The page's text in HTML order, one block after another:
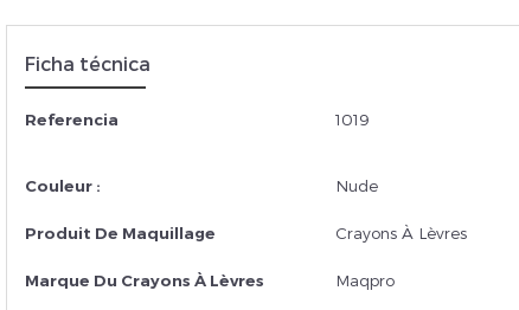
Ficha técnica
Referencia 1019
Couleur : Nude
Produit De Maquillage Crayons À Lèvres
Marque Du Crayons À Lèvres Maqpro